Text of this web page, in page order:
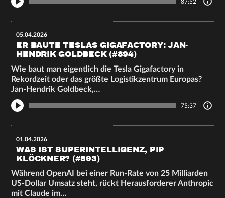
87:52
05.04.2026
ER BAUTE TESLAS GIGAFACTORY: JAN-
HENDRIK GOLDBECK (#894)
Wie baut man eigentlich die Tesla Gigafactory in
Rekordzeit oder das größte Logistikzentrum Europas?
Jan-Hendrik Goldbeck,…
75:37
01.04.2026
WAS IST SUPERINTELLIGENZ, PIP
KLÖCKNER? (#893)
Während OpenAI bei einer Run-Rate von 25 Milliarden
US-Dollar Umsatz steht, rückt Herausforderer Anthropic
mit Claude im…